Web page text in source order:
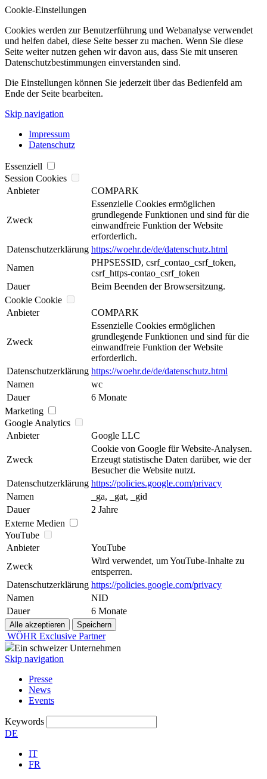
Cookie-Einstellungen
Cookies werden zur Benutzerführung und Webanalyse verwendet
und helfen dabei, diese Seite besser zu machen. Wenn Sie diese
Seite weiter nutzen gehen wir davon aus, dass Sie mit unseren
Datenschutzbestimmungen einverstanden sind.
Die Einstellungen können Sie jederzeit über das Bedienfeld am
Ende der Seite bearbeiten.
Skip navigation
Impressum
Datenschutz
Essenziell
Session Cookies
Anbieter
COMPARK
Zweck
Essenzielle Cookies ermöglichen
grundlegende Funktionen und sind für die
einwandfreie Funktion der Website
erforderlich.
Datenschutzerklärung https://woehr.de/de/datenschutz.html
Namen
PHPSESSID, csrf_contao_csrf_token,
csrf_https-contao_csrf_token
Dauer
Beim Beenden der Browsersitzung.
Cookie Cookie
Anbieter
COMPARK
Zweck
Essenzielle Cookies ermöglichen
grundlegende Funktionen und sind für die
einwandfreie Funktion der Website
erforderlich.
Datenschutzerklärung https://woehr.de/de/datenschutz.html
Namen
wc
Dauer
6 Monate
Marketing
Google Analytics
Anbieter
Google LLC
Zweck
Cookie von Google für Website-Analysen.
Erzeugt statistische Daten darüber, wie der
Besucher die Website nutzt.
Datenschutzerklärung https://policies.google.com/privacy
Namen
_ga, _gat, _gid
Dauer
2 Jahre
Externe Medien
YouTube
Anbieter
YouTube
Zweck
Wird verwendet, um YouTube-Inhalte zu
entsperren.
Datenschutzerklärung https://policies.google.com/privacy
Namen
NID
Dauer
6 Monate
WÖHR Exclusive Partner
Ein schweizer Unternehmen
Skip navigation
Presse
News
Events
Keywords
DE
IT
FR